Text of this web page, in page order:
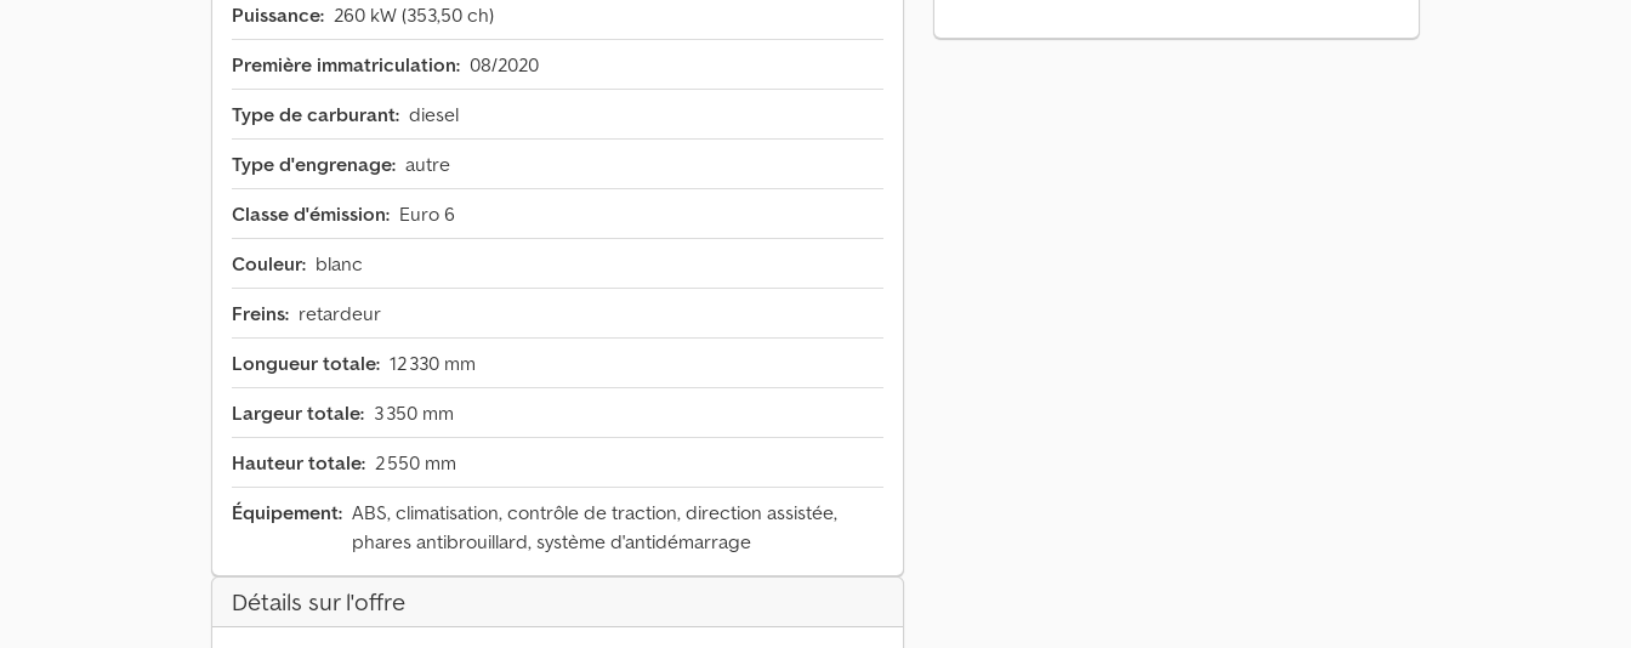
Puissance: 260 kW (353,50 ch)
Première immatriculation: 08/2020
Type de carburant: diesel
Type d'engrenage: autre
Classe d'émission: Euro 6
Couleur: blanc
Freins: retardeur
Longueur totale: 12 330 mm
Largeur totale: 3 350 mm
Hauteur totale: 2 550 mm
Équipement: ABS, climatisation, contrôle de traction, direction assistée,
phares antibrouillard, système d'antidémarrage
Détails sur l'offre